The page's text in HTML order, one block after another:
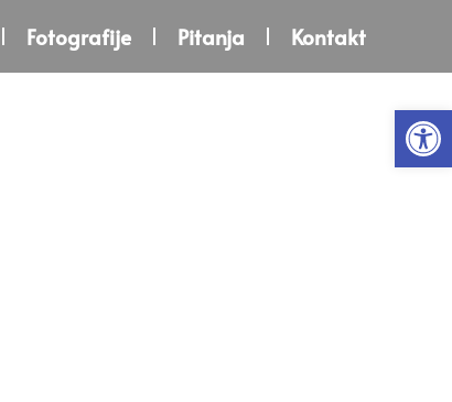
Fotografije Pitanja Kontakt